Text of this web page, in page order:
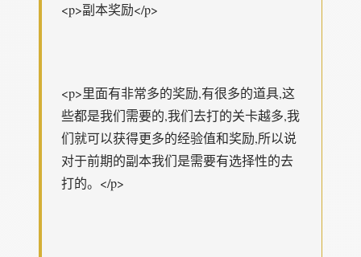
<p>副本奖励</p>
<p>里面有非常多的奖励,有很多的道具,这
些都是我们需要的,我们去打的关卡越多,我
们就可以获得更多的经验值和奖励,所以说
对于前期的副本我们是需要有选择性的去
打的。</p>